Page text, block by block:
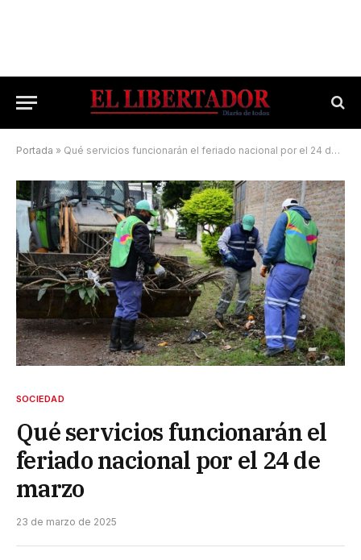
Portada » Qué servicios funcionarán el feriado nacional por el 24 de marzo
SOCIEDAD
Qué servicios funcionarán el
feriado nacional por el 24 de
marzo
23 de marzo de 2025